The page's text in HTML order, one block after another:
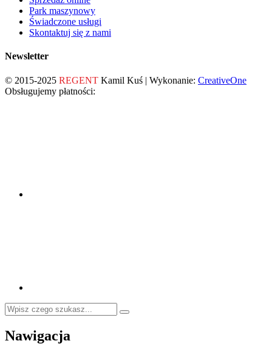
Park maszynowy
Świadczone usługi
Skontaktuj się z nami
Newsletter
© 2015-2025 REGENT Kamil Kuś | Wykonanie: CreativeOne
Obsługujemy płatności:
Nawigacja